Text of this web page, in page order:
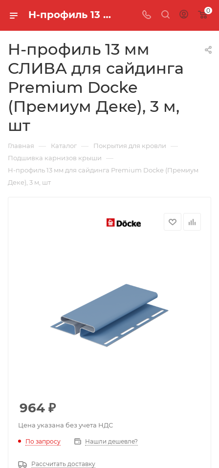
H-профиль 13 мм СЛИВА для сайдинга Premium Docke (Премиум Деке), 3 м, шт 0
H-профиль 13 мм
СЛИВА для сайдинга
Premium Docke
(Премиум Деке), 3 м,
шт
Главная — Каталог — Покрытия для кровли —
Подшивка карнизов крыши —
H-профиль 13 мм для сайдинга Premium Docke (Премиум
Деке), 3 м, шт
964 ₽
Цена указана без учета НДС
По запросу Нашли дешевле?
Рассчитать доставку